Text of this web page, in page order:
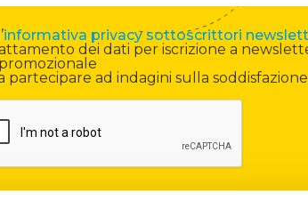
informativa privacy sottoscrittori
dei dati per iscrizione a
partecipare ad indagini sulla soddisfazione